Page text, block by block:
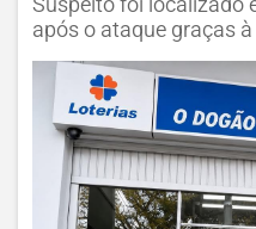
Suspeito foi localizado
após o ataque graças